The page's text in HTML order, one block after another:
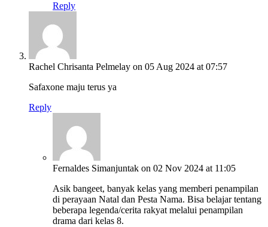
Reply
Rachel Chrisanta Pelmelay on 05 Aug 2024 at 07:57
Safaxone maju terus ya
Reply
Fernaldes Simanjuntak on 02 Nov 2024 at 11:05
Asik bangeet, banyak kelas yang memberi penampilan
di perayaan Natal dan Pesta Nama. Bisa belajar tentang
beberapa legenda/cerita rakyat melalui penampilan
drama dari kelas 8.